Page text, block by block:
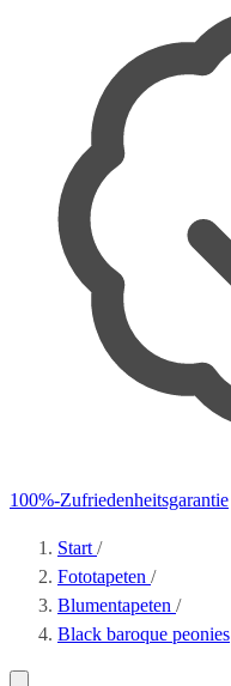
100%-Zufriedenheitsgarantie
Start /
Fototapeten /
Blumentapeten /
Black baroque peonies